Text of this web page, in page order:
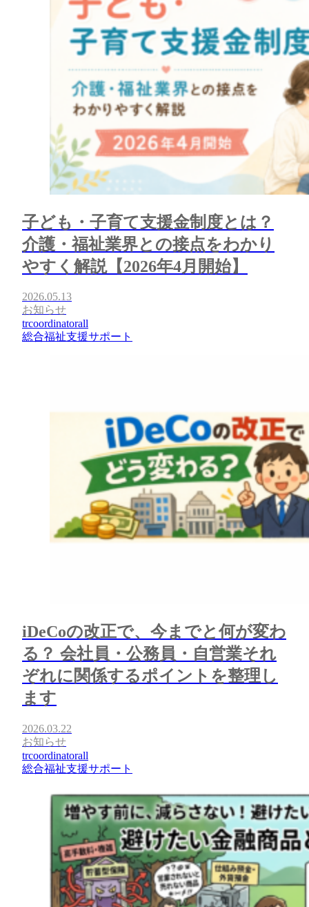
子ども・子育て支援金制度とは？
介護・福祉業界との接点をわかり
やすく解説【2026年4月開始】
2026.05.13
お知らせ
trcoordinatorall
総合福祉支援サポート
iDeCoの改正で、今までと何が変わ
る？ 会社員・公務員・自営業それ
ぞれに関係するポイントを整理し
ます
2026.03.22
お知らせ
trcoordinatorall
総合福祉支援サポート